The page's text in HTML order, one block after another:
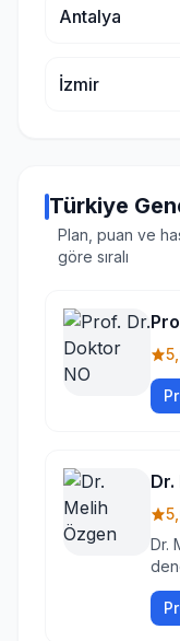
Antalya
İzmir
Plan, puan ve
göre sıralı
Dr.